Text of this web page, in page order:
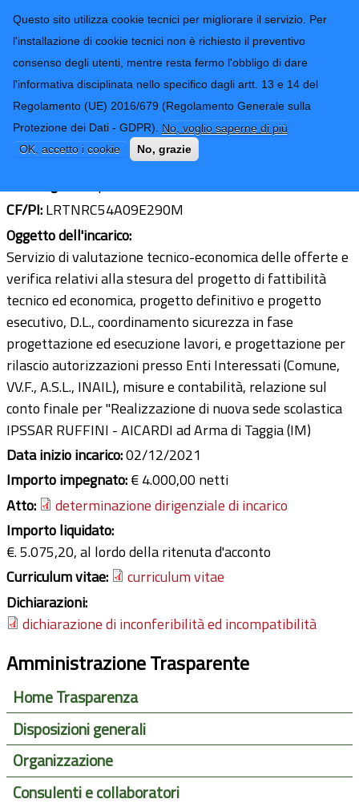
Questo sito utilizza cookie tecnici per migliorare il servizio. Per
l'installazione di cookie tecnici non è richiesto il preventivo
consenso degli utenti, mentre resta fermo l'obbligo di dare
l'informativa disciplinata nello specifico dagli artt. 13 e 14 del
Regolamento (UE) 2016/679 (Regolamento Generale sulla
Protezione dei Dati - GDPR). No, voglio saperne di più
OK, accetto i cookie
No, grazie
Provincia di
Imperia
CONTATTI-URP
TRASPARENZA
Form di ricerca
Ing. Enrico Lauretti
Ultimo aggiornamento: 31/01/2023 - 08:03
CF/PI:LRTNRC54A09E290M
Oggetto dell'incarico:
Servizio di valutazione tecnico-economica delle offerte e
verifica relativi alla stesura del progetto di fattibilità
tecnico ed economica, progetto definitivo e progetto
esecutivo, D.L., coordinamento sicurezza in fase
progettazione ed esecuzione lavori, e progettazione per
rilascio autorizzazioni presso Enti Interessati (Comune,
VV.F., A.S.L., INAIL), misure e contabilità, relazione sul
conto finale per "Realizzazione di nuova sede scolastica
IPSSAR RUFFINI - AICARDI ad Arma di Taggia (IM)
Data inizio incarico:02/12/2021
Importo impegnato:€ 4.000,00 netti
Atto:
determinazione dirigenziale di incarico
Importo liquidato:
€. 5.075,20, al lordo della ritenuta d'acconto
Curriculum vitae:
curriculum vitae
Dichiarazioni:
dichiarazione di inconferibilità ed incompatibilità
Amministrazione Trasparente
Home Trasparenza
Disposizioni generali
Organizzazione
Consulenti e collaboratori